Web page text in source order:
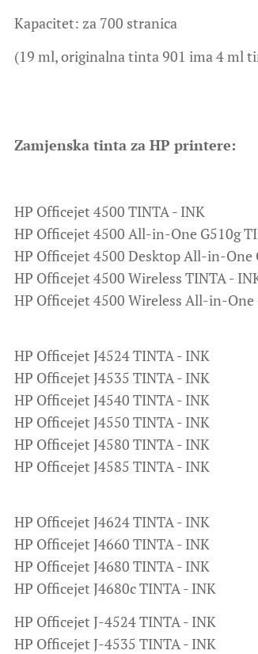
Kapacitet: za 700 stranica
(19 ml, originalna tinta 901 ima 4 ml
Zamjenska tinta za HP printere:
HP Officejet 4500 TINTA - INK
HP Officejet 4500 All-in-One G510g
HP Officejet 4500 Desktop All-in-One
HP Officejet 4500 Wireless TINTA -
HP Officejet 4500 Wireless All-in-One
HP Officejet J4524 TINTA - INK
HP Officejet J4535 TINTA - INK
HP Officejet J4540 TINTA - INK
HP Officejet J4550 TINTA - INK
HP Officejet J4580 TINTA - INK
HP Officejet J4585 TINTA - INK
HP Officejet J4624 TINTA - INK
HP Officejet J4660 TINTA - INK
HP Officejet J4680 TINTA - INK
HP Officejet J4680c TINTA - INK
HP Officejet J-4524 TINTA - INK
HP Officejet J-4535 TINTA - INK